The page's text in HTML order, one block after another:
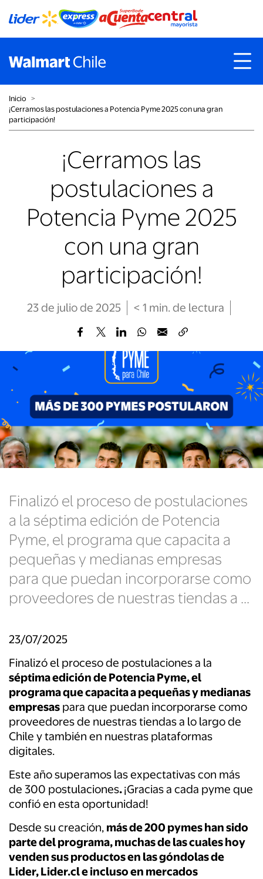
Inicio ˃
¡Cerramos las postulaciones a Potencia Pyme 2025 con una gran
participación!
¡Cerramos las
postulaciones a
Potencia Pyme 2025
con una gran
participación!
23 de julio de 2025 < 1 min. de lectura
Finalizó el proceso de postulaciones
a la séptima edición de Potencia
Pyme, el programa que capacita a
pequeñas y medianas empresas
para que puedan incorporarse como
proveedores de nuestras tiendas a ...
23/07/2025
Finalizó el proceso de postulaciones a la
séptima edición de Potencia Pyme, el
programa que capacita a pequeñas y medianas
empresas para que puedan incorporarse como
proveedores de nuestras tiendas a lo largo de
Chile y también en nuestras plataformas
digitales.
Este año superamos las expectativas con más
de 300 postulaciones.¡Gracias a cada pyme que
confió en esta oportunidad!
Desde su creación, más de 200 pymes han sido
parte del programa, muchas de las cuales hoy
venden sus productos en las góndolas de
Lider, Lider.cl e incluso en mercados